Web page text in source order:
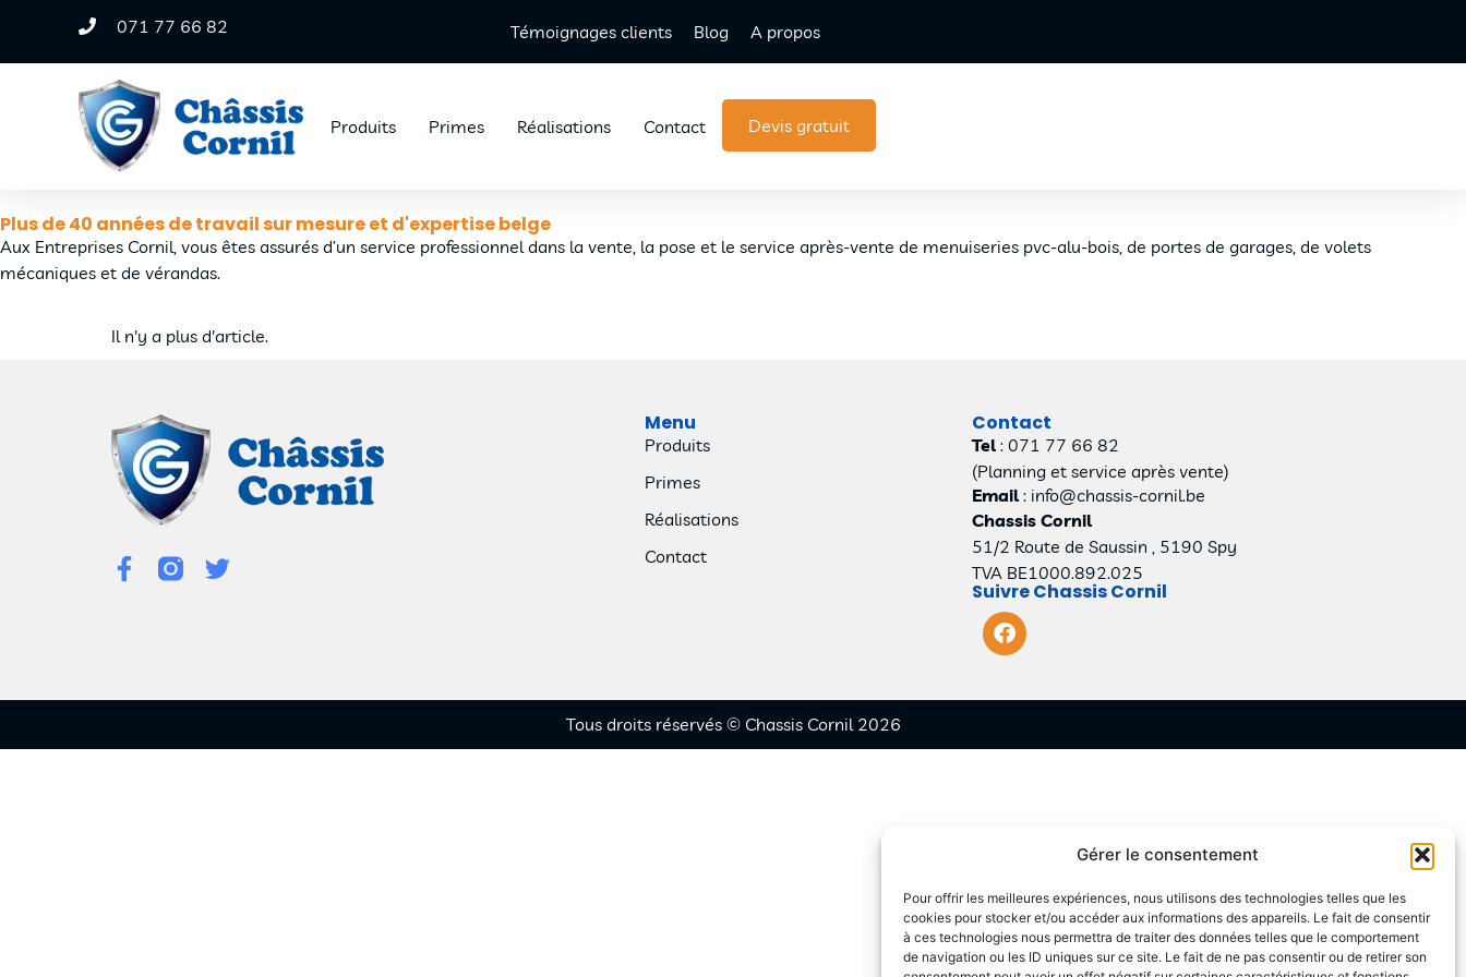
Gérer le consentement
Pour offrir les meilleures expériences, nous utilisons des technologies telles que les
cookies pour stocker et/ou accéder aux informations des appareils. Le fait de consentir
à ces technologies nous permettra de traiter des données telles que le comportement
de navigation ou les ID uniques sur ce site. Le fait de ne pas consentir ou de retirer son
071 77 66 82 Témoignages clients Blog A propos
Produits Primes Réalisations Contact Devis gratuit
Plus de 40 années de travail sur mesure et d'expertise belge
Aux Entreprises Cornil, vous êtes assurés d’un service professionnel dans la vente, la pose et le service après-vente de menuiseries pvc-alu-bois, de portes de garages, de volets
mécaniques et de vérandas.
Il n'y a plus d'article.
Menu
Produits
Primes
Réalisations
Contact
Contact
Tel : 071 77 66 82
(Planning et service après vente)
Email: info@chassis-cornil.be
Chassis Cornil
51/2 Route de Saussin , 5190 Spy
TVA BE1000.892.025
Suivre Chassis Cornil
Tous droits réservés © Chassis Cornil 2026